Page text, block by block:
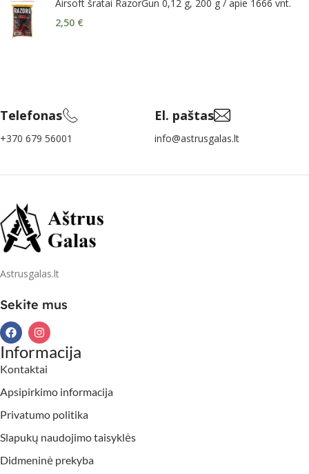
Airsoft šratai RazorGun 0,12 g, 200 g / apie 1666 vnt.
2,50 €
Telefonas
+370 679 56001
El. paštas
info@astrusgalas.lt
Astrusgalas.lt
Sekite mus
Informacija
Kontaktai
Apsipirkimo informacija
Privatumo politika
Slapukų naudojimo taisyklės
Didmeninė prekyba